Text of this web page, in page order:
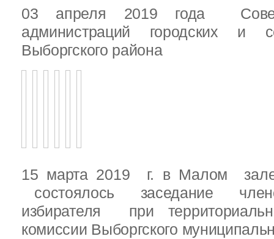
03 апреля 2019 года
администраций городских и
Выборгского района
15 марта 2019 г. в Малом
состоялось заседание
избирателя при
комиссии Выборгского